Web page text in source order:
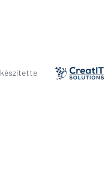
készítette